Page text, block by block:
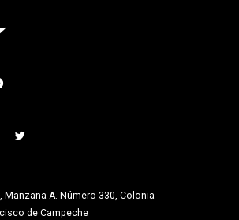
Manzana A. Número 330, Colonia
de Campeche